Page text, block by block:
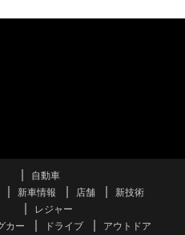
自動車
新車情報 店舗
新技術
レジャー
カー
ドライブ アウトドア